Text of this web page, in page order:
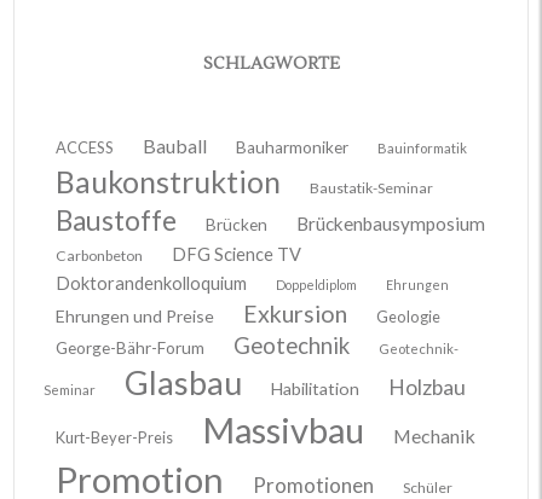
SCHLAGWORTE
ACCESS Bauball Bauharmoniker Bauinformatik
Baukonstruktion Baustatik-Seminar
Baustoffe Brücken Brückenbausymposium
Carbonbeton
DFG Science TV
Doktorandenkolloquium
Doppeldiplom Ehrungen
Ehrungen und Preise Exkursion
Geologie
George-Bähr-Forum
Geotechnik Geotechnik-
Seminar Glasbau Habilitation Holzbau
Kurt-Beyer-Preis Massivbau Mechanik
Promotion Promotionen Schüler